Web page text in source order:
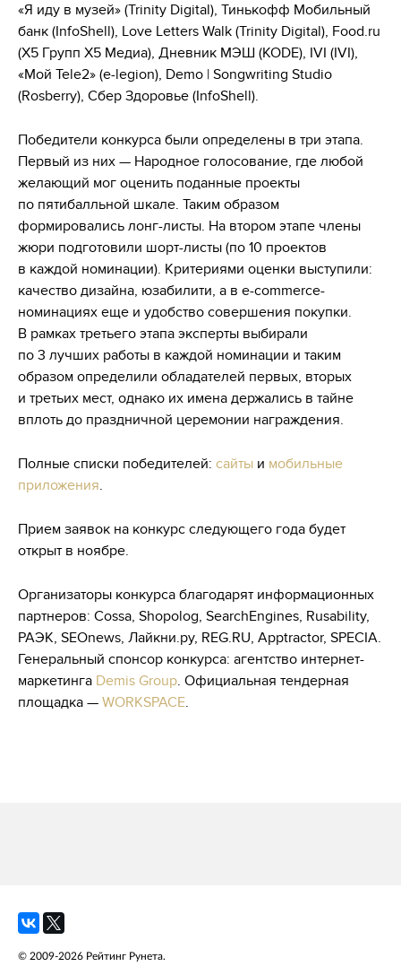
«Я иду в музей» (Trinity Digital), Тинькофф Мобильный
банк (InfoShell), Love Letters Walk (Trinity Digital), Food.ru
(X5 Групп X5 Медиа), Дневник МЭШ (KODE), IVI (IVI),
«Мой Tele2» (e-legion), Demo | Songwriting Studio
(Rosberry), Сбер Здоровье (InfoShell).
Победители конкурса были определены в три этапа.
Первый из них — Народное голосование, где любой
желающий мог оценить поданные проекты
по пятибалльной шкале. Таким образом
формировались лонг-листы. На втором этапе члены
жюри подготовили шорт-листы (по 10 проектов
в каждой номинации). Критериями оценки выступили:
качество дизайна, юзабилити, а в e-commerce-
номинациях еще и удобство совершения покупки.
В рамках третьего этапа эксперты выбирали
по 3 лучших работы в каждой номинации и таким
образом определили обладателей первых, вторых
и третьих мест, однако их имена держались в тайне
вплоть до праздничной церемонии награждения.
Полные списки победителей: сайты и мобильные
приложения.
Прием заявок на конкурс следующего года будет
открыт в ноябре.
Организаторы конкурса благодарят информационных
партнеров: Cossa, Shopolog, SearchEngines, Rusability,
РАЭК, SEOnews, Лайкни.ру, REG.RU, Apptractor, SPECIA.
Генеральный спонсор конкурса: агентство интернет-
маркетинга Demis Group. Официальная тендерная
площадка — WORKSPACE.
© 2009-2026 Рейтинг Рунета.